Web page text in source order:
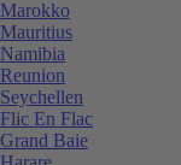
Marokko
Mauritius
Namibia
Reunion
Seychellen
Flic En Flac
Grand Baie